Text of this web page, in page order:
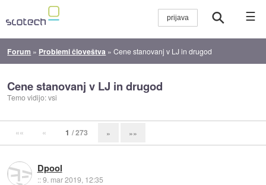
☰
Forum » Problemi človeštva »Cene stanovanj v LJ in drugod
Cene stanovanj v LJ in drugod
Temo vidijo: vsi
«« « 1 / 273 » »»
Dpool
::9. mar 2019, 12:35